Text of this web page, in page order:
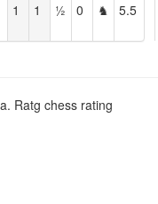
1 1 ½ 0 ♞ 5.5
Ratg chess rating